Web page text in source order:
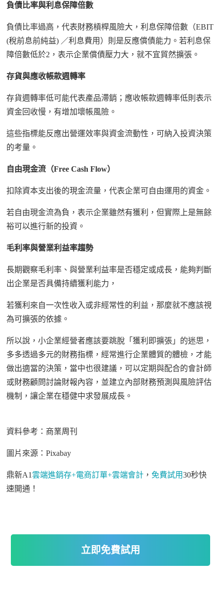
負債比率與利息保障倍數
負債比率過高，代表財務槓桿風險大，利息保障倍數（EBIT
(稅前息前純益) ／利息費用）則是反應償債能力。若利息保
障倍數低於2 ，表示企業償債壓力大，就不宜貿然擴張。
存貨與應收帳款週轉率
存貨週轉率低可能代表產品滯銷；應收帳款週轉率低則表示
資金回收慢，有增加壞帳風險。
這些指標能反應出營運效率與資金流動性，可納入投資決策
的考量。
自由現金流（Free Cash Flow）
扣除資本支出後的現金流量，代表企業可自由運用的資金。
若自由現金流為負，表示企業雖然有獲利，但實際上是無餘
裕可以進行新的投資。
毛利率與營業利益率趨勢
長期觀察毛利率、與營業利益率是否穩定或成長，能夠判斷
出企業是否具備持續獲利能力，
若獲利來自一次性收入或非經常性的利益，那麼就不應該視
為可擴張的依據。
所以說，小企業經營者應該要跳脫「獲利即擴張」的迷思，
多多透過多元的財務指標，經常進行企業體質的體檢，才能
做出適當的決策，當中也很建議，可以定期與配合的會計師
或財務顧問討論財報內容，並建立內部財務預測與風險評估
機制，讓企業在穩健中求發展成長。
資料參考：商業周刊
圖片來源：Pixabay
鼎新A1雲端進銷存+電商訂單+雲端會計 ， 免費試用30秒快
速開通！
立即免費試用